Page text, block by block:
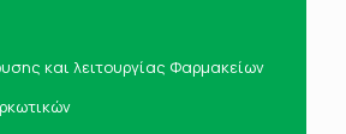
και λειτουργίας Φαρμακείων